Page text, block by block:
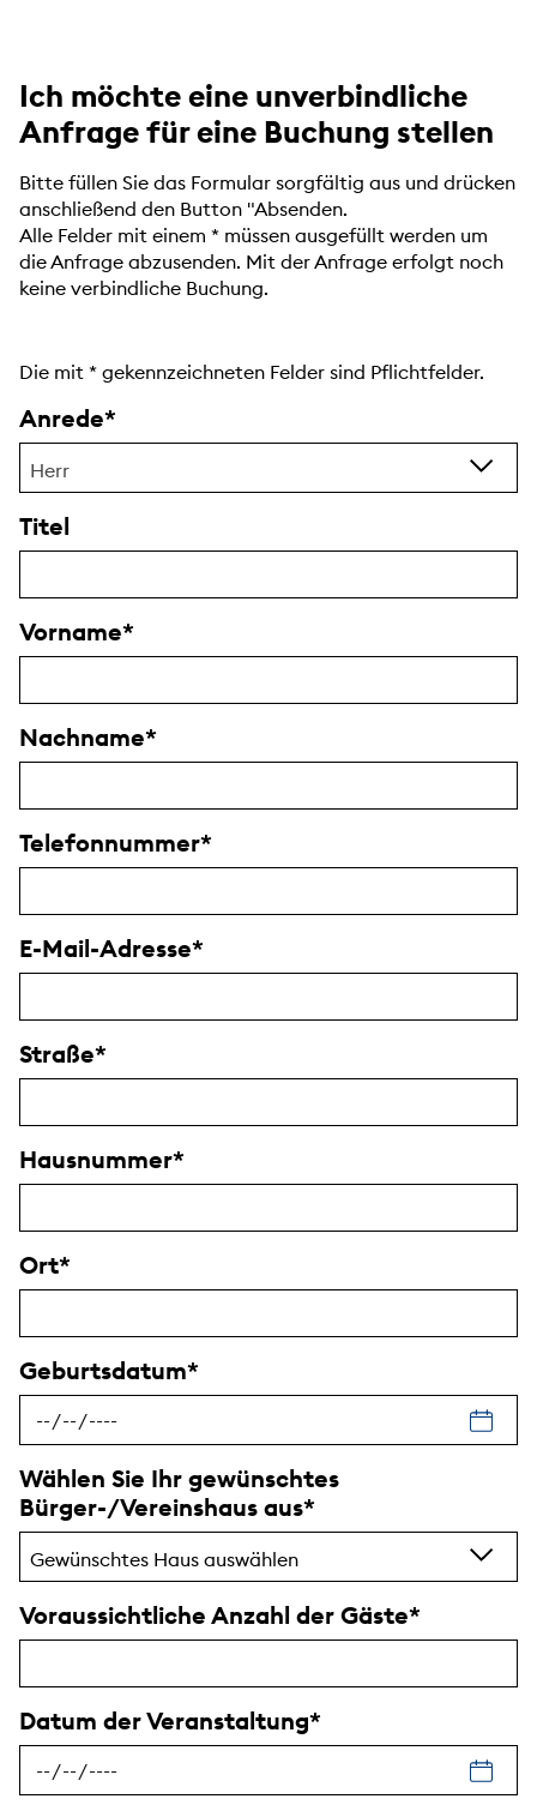
Ich möchte eine unverbindliche
Anfrage für eine Buchung stellen
Bitte füllen Sie das Formular sorgfältig aus und drücken
anschließend den Button "Absenden.
Alle Felder mit einem * müssen ausgefüllt werden um
die Anfrage abzusenden. Mit der Anfrage erfolgt noch
keine verbindliche Buchung.
Die mit * gekennzeichneten Felder sind Pflichtfelder.
Anrede
Herr
Titel
Vorname
Nachname
Telefonnummer
E-Mail-Adresse
Straße
Hausnummer
Ort
Geburtsdatum
Wählen Sie Ihr gewünschtes
Bürger-/Vereinshaus aus
Gewünschtes Haus auswählen
Voraussichtliche Anzahl der Gäste
Datum der Veranstaltung